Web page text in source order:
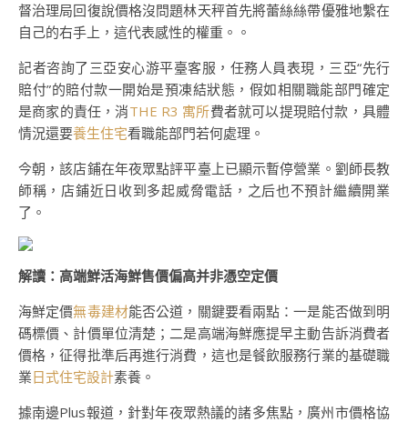
督治理局回復說價格沒問題林天秤首先將蕾絲絲帶優雅地繫在
自己的右手上，這代表感性的權重。。
記者咨詢了三亞安心游平臺客服，任務人員表現，三亞“先行
賠付”的賠付款一開始是預凍結狀態，假如相關職能部門確定
是商家的責任，消THE R3 寓所費者就可以提現賠付款，具體
情況還要養生住宅看職能部門若何處理。
今朝，該店鋪在年夜眾點評平臺上已顯示暫停營業。劉師長教
師稱，店鋪近日收到多起威脅電話，之后也不預計繼續開業
了。
解讀：高端鮮活海鮮售價偏高并非憑空定價
海鮮定價無毒建材能否公道，關鍵要看兩點：一是能否做到明
碼標價、計價單位清楚；二是高端海鮮應提早主動告訴消費者
價格，征得批準后再進行消費，這也是餐飲服務行業的基礎職
業日式住宅設計素養。
據南邊Plus報道，針對年夜眾熱議的諸多焦點，廣州市價格協